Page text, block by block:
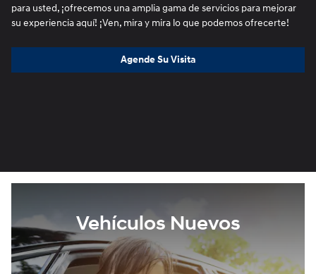
para usted, ¡ofrecemos una amplia gama de servicios para mejorar
su experiencia aquí! ¡Ven, mira y mira lo que podemos ofrecerte!
Agende Su Visita
Vehículos Nuevos